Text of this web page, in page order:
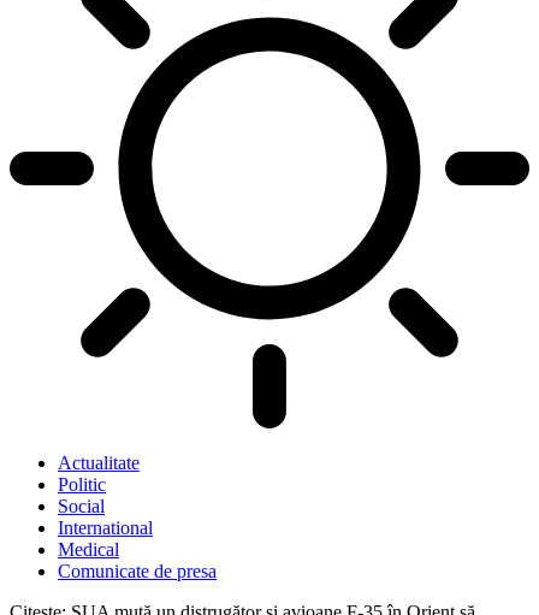
Actualitate
Politic
Social
International
Medical
Comunicate de presa